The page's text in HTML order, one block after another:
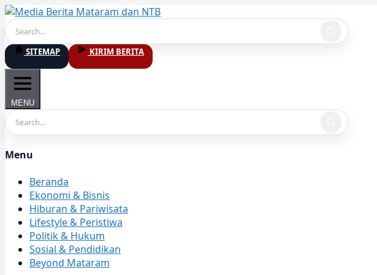
Skip
to
content
SITEMAP KIRIM BERITA
MENU
Menu
Beranda
Ekonomi & Bisnis
Hiburan & Pariwisata
Lifestyle & Peristiwa
Politik & Hukum
Sosial & Pendidikan
Beyond Mataram